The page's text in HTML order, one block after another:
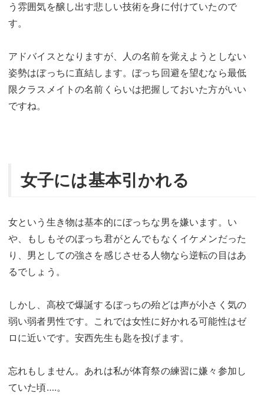
う雰囲気を醸し出す悲しい技術を身に付けていたので
す。
アドバイスとなりますが、人の名前を覚えようとしない
姿勢はぼっちに直結します。ぼっち回避を望むなら最低
限クラスメイトの名前くらいは把握しておいた方がいい
ですね。
女子には基本引かれる
女という生き物は基本的にぼっちな男を嫌います。い
や、もしもそのぼっち君がとんでもなくイケメンだった
り、男としての強さを感じさせる人物なら逆転の目はあ
るでしょう。
しかし、高校で爆誕するぼっちの殆どは声が小さく気の
弱い弱者男性です。これでは女性に好かれる可能性はゼ
ロに近いです。安西先生も匙を投げます。
忘れもしません。あれは私が体育祭の練習に嫌々参加し
ていた頃….。